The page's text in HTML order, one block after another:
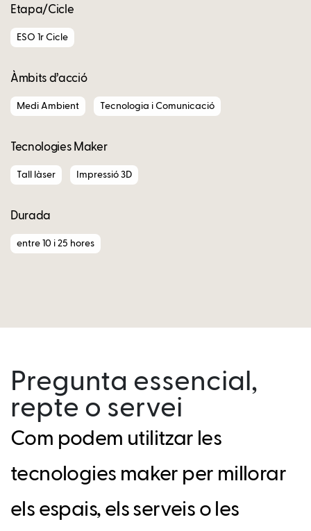
Etapa/Cicle
ESO 1r Cicle
Àmbits d’acció
Medi Ambient Tecnologia i Comunicació
Tecnologies Maker
Tall làser Impressió 3D
Durada
entre 10 i 25 hores
Pregunta essencial,
repte o servei
Com podem utilitzar les
tecnologies maker per millorar
els espais, els serveis o les